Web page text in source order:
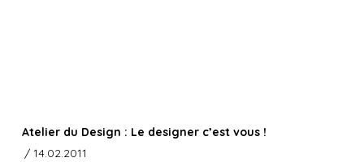
Atelier du Design : Le designer c’est vous !
/ 14.02.2011